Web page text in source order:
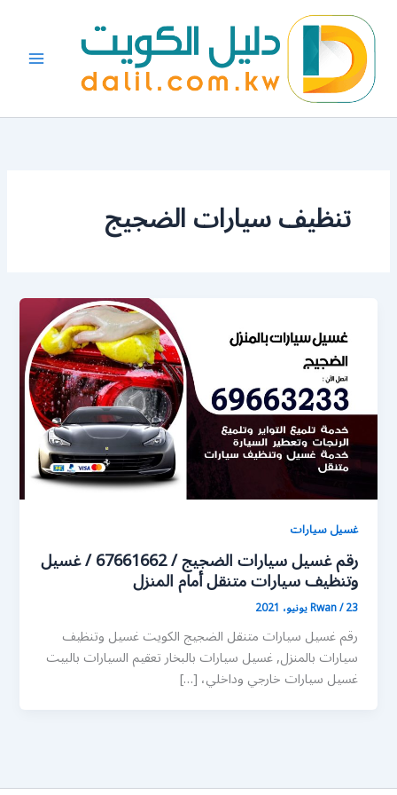
المحتوى
تنظيف سيارات الضجيج
غسيل سيارات
رقم غسيل سيارات الضجيج / 67661662 / غسيل
وتنظيف سيارات متنقل أمام المنزل
Rwan/23 يونيو، 2021
رقم غسيل سيارات متنقل الضجيج الكويت غسيل وتنظيف
سيارات بالمنزل, غسيل سيارات بالبخار تعقيم السيارات بالبيت
غسيل سيارات خارجي وداخلي، […]